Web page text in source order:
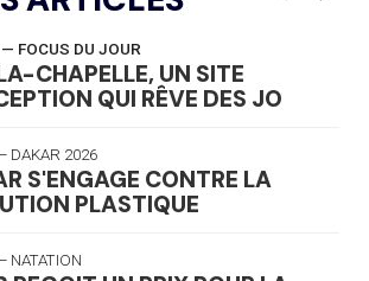
— FOCUS DU JOUR
CHAPELLE, UN SITE
QUI RÊVE DES JO
DAKAR 2026
S'ENGAGE CONTRE LA
PLASTIQUE
NATATION